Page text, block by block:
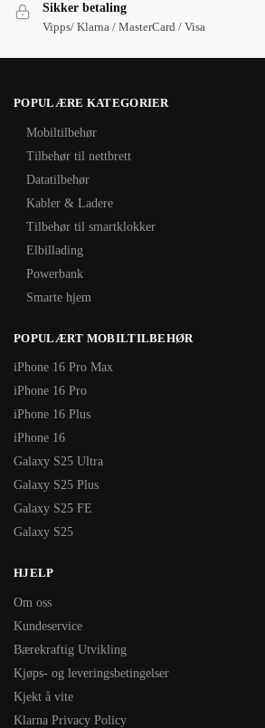
Sikker betaling
Vipps/ Klarna / MasterCard / Visa
POPULÆRE KATEGORIER
Mobiltilbehør
Tilbehør til nettbrett
Datatilbehør
Kabler & Ladere
Tilbehør til smartklokker
Elbillading
Powerbank
Smarte hjem
POPULÆRT MOBILTILBEHØR
iPhone 16 Pro Max
iPhone 16 Pro
iPhone 16 Plus
iPhone 16
Galaxy S25 Ultra
Galaxy S25 Plus
Galaxy S25 FE
Galaxy S25
HJELP
Om oss
Kundeservice
Bærekraftig Utvikling
Kjøps- og leveringsbetingelser
Kjekt å vite
Klarna Privacy Policy